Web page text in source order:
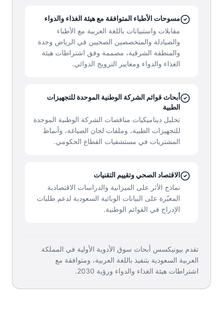
مسوحات الأطباء المتوافقة مع هيئة الغذاء والدواء
مقابلات واستبيانات باللغة العربية مع الأطباء
والصيادلة والمتخصصين الصحيين في الرياض وجدة
والمنطقة الشرقية، مصممة وفق اشتراطات هيئة
الغذاء والدواء ومعايير الترويج الدوائي.
أبحاث قوائم الشركة الوطنية الموحدة للتجهيزات
الطبية
تحليل ديناميكيات مناقصات الشركة الوطنية الموحدة
للتجهيزات الطبية، وملفات لجان الصياغة، وأنماط
المشتريات في مستشفيات القطاع الحكومي.
الاقتصاد الصحي وتقييم التقنيات
نماذج الأثر على الميزانية والدراسات الاقتصادية
المعيّرة على البيانات الوبائية السعودية لدعم طلبات
الإدراج في القوائم الوطنية.
تقدم بيونيكسس أبحاث سوق الأدوية الأولية في المملكة
العربية السعودية بتنفيذ باللغة العربية، ومتوافقة مع
اشتراطات هيئة الغذاء والدواء ورؤية 2030.